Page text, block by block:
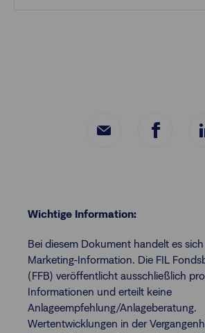
Wichtige Information:
Bei diesem Dokument handelt es
Marketing-Information. Die FIL
(FFB) veröffentlicht ausschließlich
Informationen und erteilt keine
Anlageempfehlung/Anlageberatung.
Wertentwicklungen in der